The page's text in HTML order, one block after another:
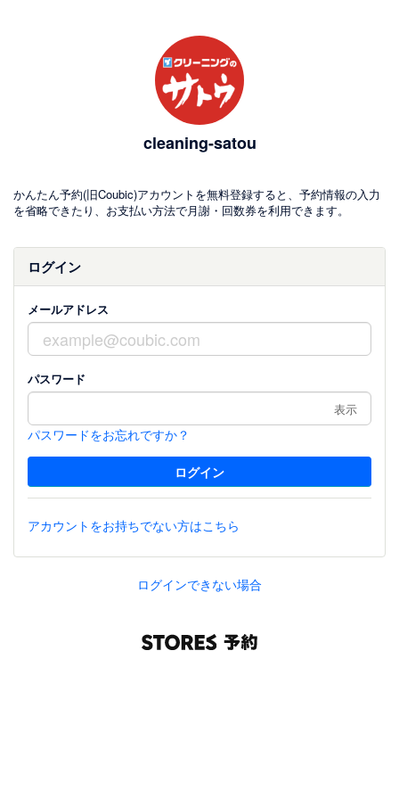
cleaning-satou
かんたん予約(旧Coubic)アカウントを無料登録すると、予約情報の入力
を省略できたり、お支払い方法で月謝・回数券を利用できます。
ログイン
メールアドレス
パスワード
表示
パスワードをお忘れですか？
アカウントをお持ちでない方はこちら
ログインできない場合